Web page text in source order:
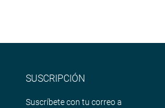
SUSCRIPCIÓN
Suscríbete con tu correo a